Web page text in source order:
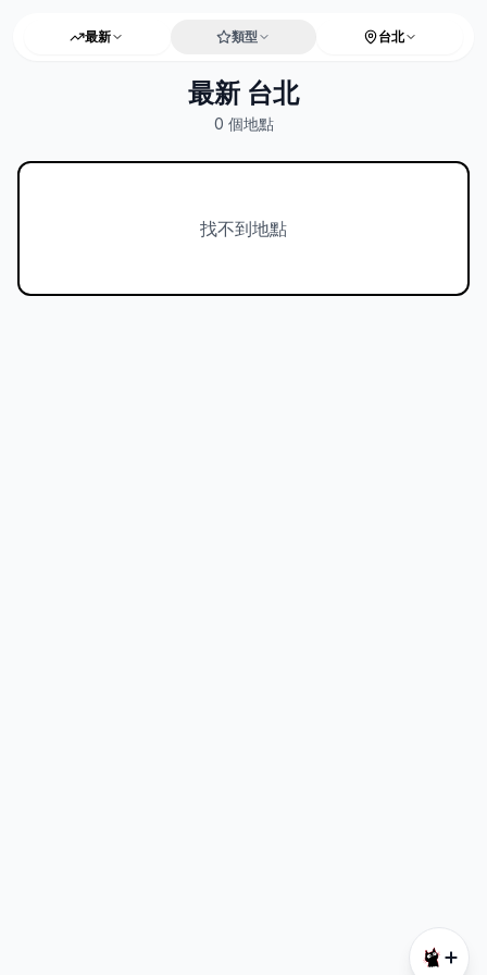
最新 類型 台北
最新 台北
0 個地點
找不到地點